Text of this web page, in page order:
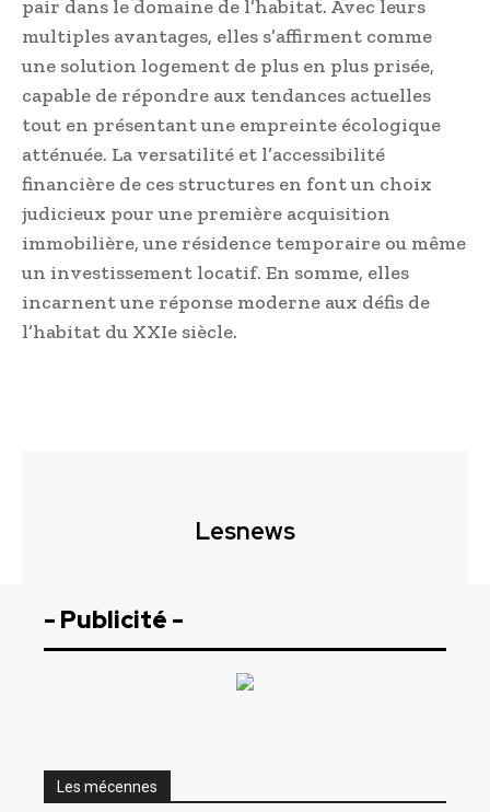
pair dans le domaine de l’habitat. Avec leurs
multiples avantages, elles s’affirment comme
une solution logement de plus en plus prisée,
capable de répondre aux tendances actuelles
tout en présentant une empreinte écologique
atténuée. La versatilité et l’accessibilité
financière de ces structures en font un choix
judicieux pour une première acquisition
immobilière, une résidence temporaire ou même
un investissement locatif. En somme, elles
incarnent une réponse moderne aux défis de
l’habitat du XXIe siècle.
Lesnews
- Publicité -
Les mécennes